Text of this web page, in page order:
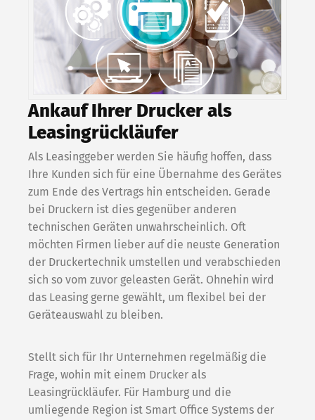
Ankauf Ihrer Drucker als
Leasingrückläufer
Als Leasinggeber werden Sie häufig hoffen, dass
Ihre Kunden sich für eine Übernahme des Gerätes
zum Ende des Vertrags hin entscheiden. Gerade
bei Druckern ist dies gegenüber anderen
technischen Geräten unwahrscheinlich. Oft
möchten Firmen lieber auf die neuste Generation
der Druckertechnik umstellen und verabschieden
sich so vom zuvor geleasten Gerät. Ohnehin wird
das Leasing gerne gewählt, um flexibel bei der
Geräteauswahl zu bleiben.
Stellt sich für Ihr Unternehmen regelmäßig die
Frage, wohin mit einem Drucker als
Leasingrückläufer. Für Hamburg und die
umliegende Region ist Smart Office Systems der